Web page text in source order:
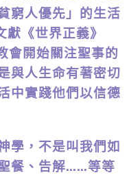
窮人優先」的生活
《世界正義》
會開始關注聖事的
與人生命有著密切
中實踐他們以信德
學，不是叫我們如
餐、告解……等等